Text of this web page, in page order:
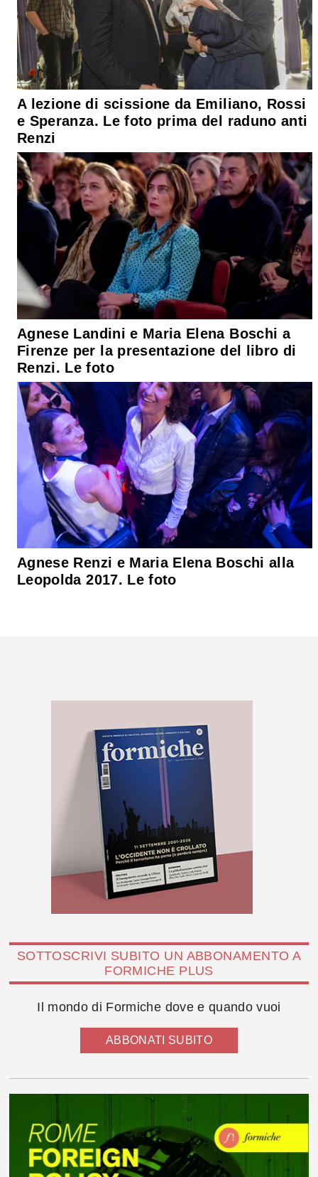
A lezione di scissione da Emiliano, Rossi
e Speranza. Le foto prima del raduno anti
Renzi
Agnese Landini e Maria Elena Boschi a
Firenze per la presentazione del libro di
Renzi. Le foto
Agnese Renzi e Maria Elena Boschi alla
Leopolda 2017. Le foto
SOTTOSCRIVI SUBITO UN ABBONAMENTO A
FORMICHE PLUS
Il mondo di Formiche dove e quando vuoi
ABBONATI SUBITO